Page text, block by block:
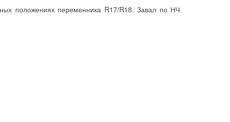
положениях переменника R17/R18. Завал по НЧ